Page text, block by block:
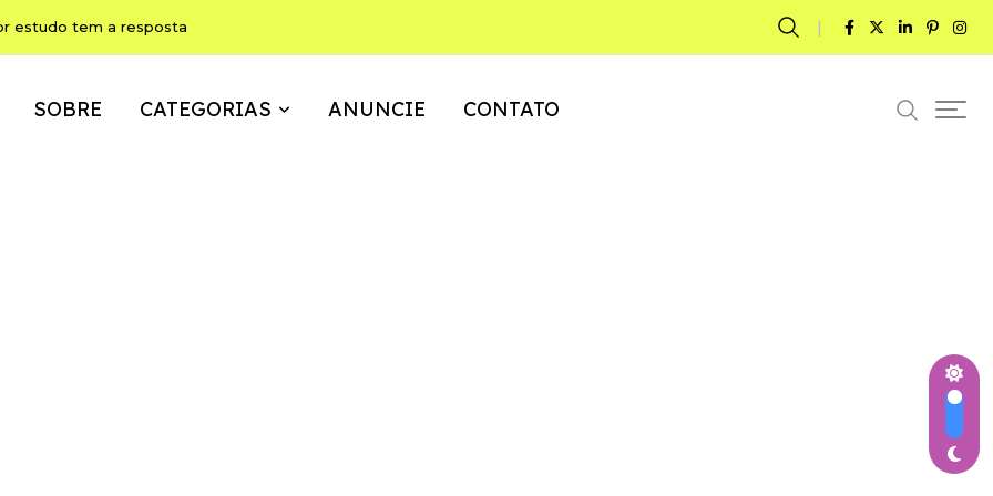
estudo tem a resposta
SOBRE CATEGORIAS ANUNCIE CONTATO